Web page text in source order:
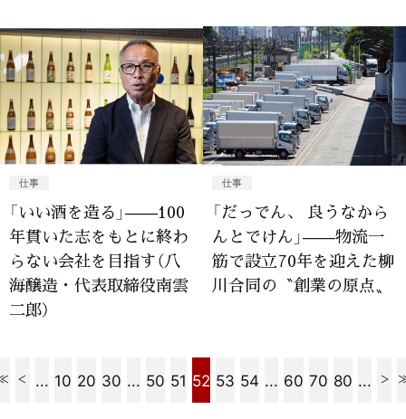
仕事
「いい酒を造る」——100
年貫いた志をもとに終わ
らない会社を目指す（八
海醸造・代表取締役南雲
二郎）
仕事
「だっでん、 良うなから
んとでけん」——物流一
筋で設立70年を迎えた柳
川合同の〝創業の原点〟
... 10 20 30 ... 50 51 52 53 54 ... 60 70 80 ...